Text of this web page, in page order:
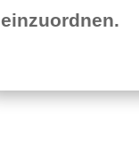
einzuordnen.